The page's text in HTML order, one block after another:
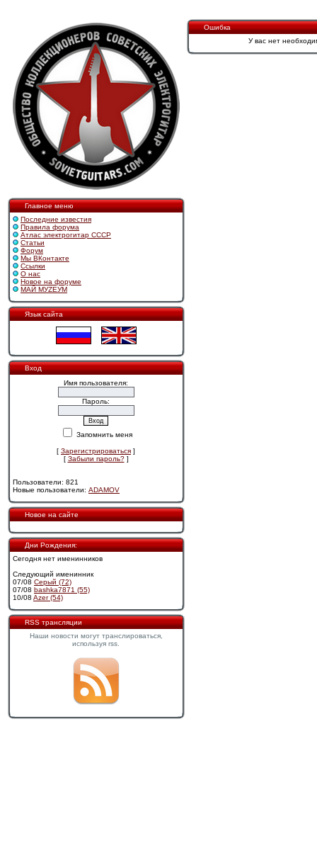
Главное меню
Последние известия
Правила форума
Атлас электрогитар СССР
Статьи
Форум
Мы ВКонтакте
Ссылки
О нас
Новое на форуме
МАЙ МУZЕУМ
Язык сайта
Вход
Имя пользователя:
Пароль:
Запомнить меня
[ Зарегистрироваться ]
[ Забыли пароль?]
Пользователи: 821
Новые пользователи: ADAMOV
Новое на сайте
Дни Рождения:
Сегодня нет именинников
Следующий именинник
07/08 Cерый (72)
07/08 bashka7871 (55)
10/08 Azer (54)
RSS трансляции
Наши новости могут транслироваться,
используя rss.
Ошибка
У вас нет